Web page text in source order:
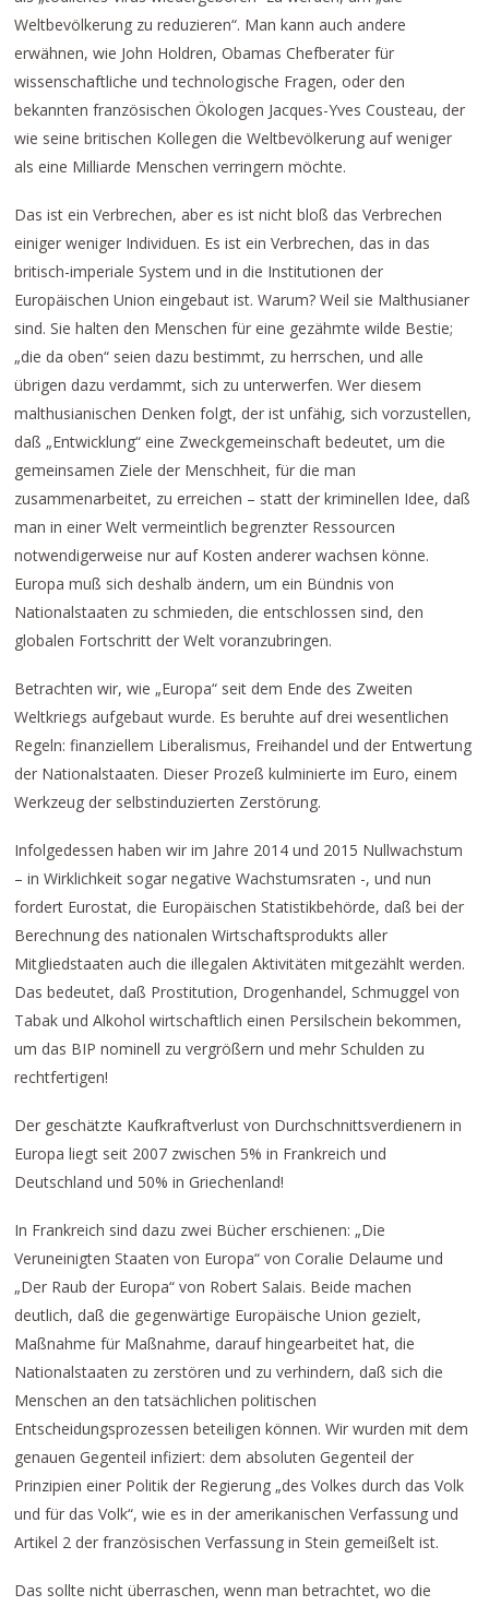
Weltbevölkerung zu reduzieren“. Man kann auch andere
erwähnen, wie John Holdren, Obamas Chefberater für
wissenschaftliche und technologische Fragen, oder den
bekannten französischen Ökologen Jacques-Yves Cousteau, der
wie seine britischen Kollegen die Weltbevölkerung auf weniger
als eine Milliarde Menschen verringern möchte.
Das ist ein Verbrechen, aber es ist nicht bloß das Verbrechen
einiger weniger Individuen. Es ist ein Verbrechen, das in das
britisch-imperiale System und in die Institutionen der
Europäischen Union eingebaut ist. Warum? Weil sie Malthusianer
sind. Sie halten den Menschen für eine gezähmte wilde Bestie;
„die da oben“ seien dazu bestimmt, zu herrschen, und alle
übrigen dazu verdammt, sich zu unterwerfen. Wer diesem
malthusianischen Denken folgt, der ist unfähig, sich vorzustellen,
daß „Entwicklung“ eine Zweckgemeinschaft bedeutet, um die
gemeinsamen Ziele der Menschheit, für die man
zusammenarbeitet, zu erreichen – statt der kriminellen Idee, daß
man in einer Welt vermeintlich begrenzter Ressourcen
notwendigerweise nur auf Kosten anderer wachsen könne.
Europa muß sich deshalb ändern, um ein Bündnis von
Nationalstaaten zu schmieden, die entschlossen sind, den
globalen Fortschritt der Welt voranzubringen.
Betrachten wir, wie „Europa“ seit dem Ende des Zweiten
Weltkriegs aufgebaut wurde. Es beruhte auf drei wesentlichen
Regeln: finanziellem Liberalismus, Freihandel und der Entwertung
der Nationalstaaten. Dieser Prozeß kulminierte im Euro, einem
Werkzeug der selbstinduzierten Zerstörung.
Infolgedessen haben wir im Jahre 2014 und 2015 Nullwachstum
– in Wirklichkeit sogar negative Wachstumsraten -, und nun
fordert Eurostat, die Europäischen Statistikbehörde, daß bei der
Berechnung des nationalen Wirtschaftsprodukts aller
Mitgliedstaaten auch die illegalen Aktivitäten mitgezählt werden.
Das bedeutet, daß Prostitution, Drogenhandel, Schmuggel von
Tabak und Alkohol wirtschaftlich einen Persilschein bekommen,
um das BIP nominell zu vergrößern und mehr Schulden zu
rechtfertigen!
Der geschätzte Kaufkraftverlust von Durchschnittsverdienern in
Europa liegt seit 2007 zwischen 5% in Frankreich und
Deutschland und 50% in Griechenland!
In Frankreich sind dazu zwei Bücher erschienen: „Die
Veruneinigten Staaten von Europa“ von Coralie Delaume und
„Der Raub der Europa“ von Robert Salais. Beide machen
deutlich, daß die gegenwärtige Europäische Union gezielt,
Maßnahme für Maßnahme, darauf hingearbeitet hat, die
Nationalstaaten zu zerstören und zu verhindern, daß sich die
Menschen an den tatsächlichen politischen
Entscheidungsprozessen beteiligen können. Wir wurden mit dem
genauen Gegenteil infiziert: dem absoluten Gegenteil der
Prinzipien einer Politik der Regierung „des Volkes durch das Volk
und für das Volk“, wie es in der amerikanischen Verfassung und
Artikel 2 der französischen Verfassung in Stein gemeißelt ist.
Das sollte nicht überraschen, wenn man betrachtet, wo die